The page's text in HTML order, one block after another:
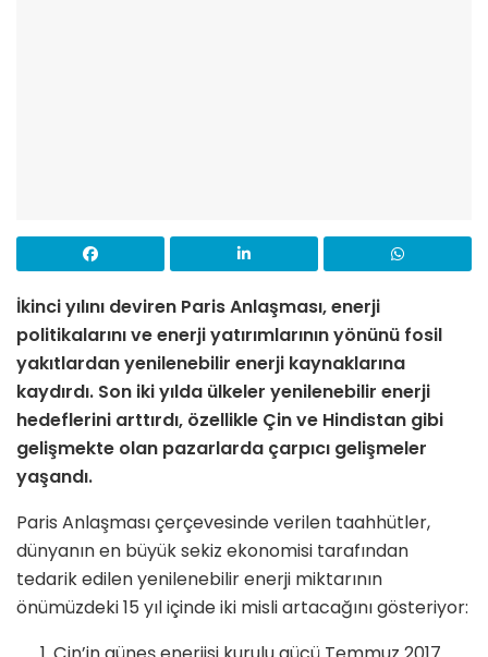
İkinci yılını deviren Paris Anlaşması, enerji
politikalarını ve enerji yatırımlarının yönünü fosil
yakıtlardan yenilenebilir enerji kaynaklarına
kaydırdı. Son iki yılda ülkeler yenilenebilir enerji
hedeflerini arttırdı, özellikle Çin ve Hindistan gibi
gelişmekte olan pazarlarda çarpıcı gelişmeler
yaşandı.
Paris Anlaşması çerçevesinde verilen taahhütler,
dünyanın en büyük sekiz ekonomisi tarafından
tedarik edilen yenilenebilir enerji miktarının
önümüzdeki 15 yıl içinde iki misli artacağını gösteriyor: